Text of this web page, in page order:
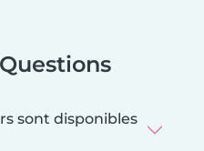
sont disponibles